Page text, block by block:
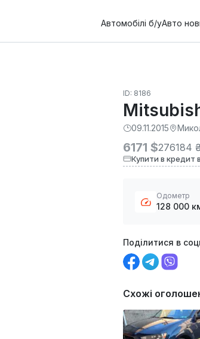
Автомобілі б/уАвто
ID: 8186
09.11.2015
6171 $276184
Купити в кредит
Одометр
128 000
Поділитися в
Схожі